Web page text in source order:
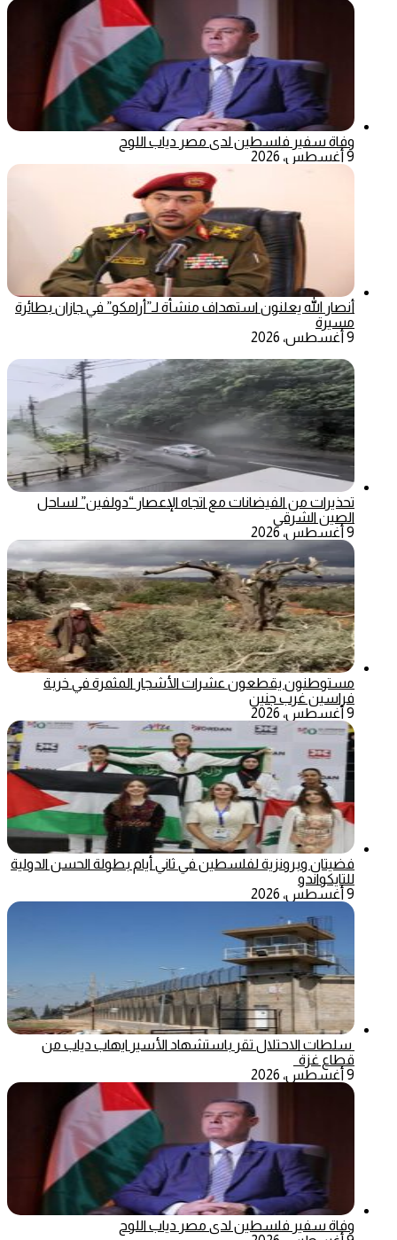
وفاة سفير فلسطين لدى مصر دياب اللوح
9 أغسطس، 2026
أنصار الله يعلنون استهداف منشأة لـ”أرامكو” في جازان بطائرة
مسيرة
9 أغسطس، 2026
تحذيرات من الفيضانات مع اتجاه الإعصار “دولفين” لساحل
الصين الشرقي
9 أغسطس، 2026
مستوطنون يقطعون عشرات الأشجار المثمرة في خربة
فراسين غرب جنين
9 أغسطس، 2026
فضيتان وبرونزية لفلسطين في ثاني أيام بطولة الحسن الدولية
للتايكواندو
9 أغسطس، 2026
سلطات الاحتلال تقر باستشهاد الأسير ايهاب دياب من
قطاع غزة
9 أغسطس، 2026
وفاة سفير فلسطين لدى مصر دياب اللوح